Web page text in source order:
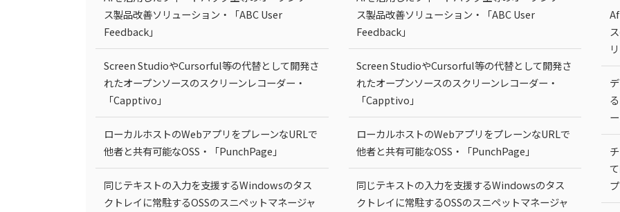
ス製品改善ソリューション・「ABC User
Feedback」
Screen StudioやCursorful等の代替として開発さ
れたオープンソースのスクリーンレコーダー・
「Capptivo」
ローカルホストのWebアプリをプレーンなURLで
他者と共有可能なOSS・「PunchPage」
同じテキストの入力を支援するWindowsのタス
クトレイに常駐するOSSのスニペットマネージャ
ス製品改善ソリューション・「ABC User
Feedback」
Screen StudioやCursorful等の代替として開発さ
れたオープンソースのスクリーンレコーダー・
「Capptivo」
ローカルホストのWebアプリをプレーンなURLで
他者と共有可能なOSS・「PunchPage」
同じテキストの入力を支援するWindowsのタス
クトレイに常駐するOSSのスニペットマネージャ